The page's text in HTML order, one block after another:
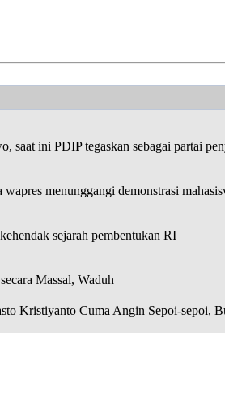
saat ini PDIP tegaskan sebagai partai
menunggangi demonstrasi
sejarah pembentukan RI
Massal, Waduh
Kristiyanto Cuma Angin Sepoi-sepoi,